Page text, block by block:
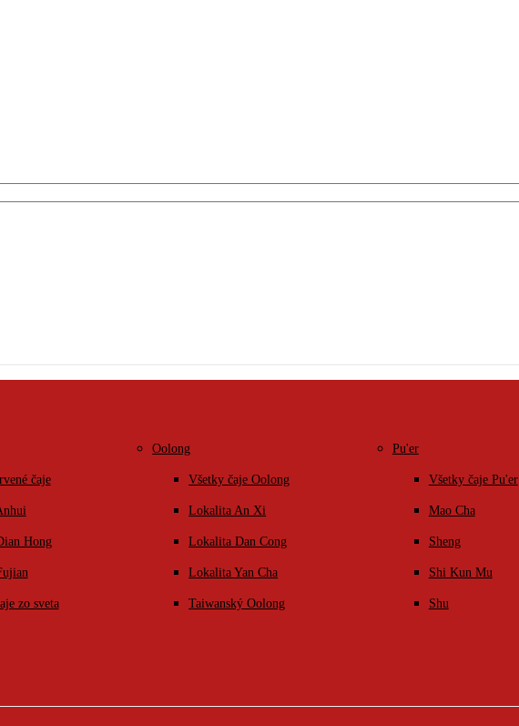
čaje
Hong
zo sveta
Oolong
Všetky čaje Oolong
Lokalita An Xi
Lokalita Dan Cong
Lokalita Yan Cha
Taiwanský Oolong
Pu'er
Všetky čaje Pu'er
Mao Cha
Sheng
Shi Kun Mu
Shu